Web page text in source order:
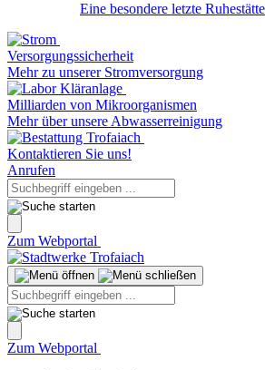
Eine besondere letzte Ruhestätte
Versorgungssicherheit
Mehr zu unserer Stromversorgung
Milliarden von Mikroorganismen
Mehr über unsere Abwasserreinigung
Kontaktieren Sie uns!
Anrufen
Zum Webportal
Zum Webportal